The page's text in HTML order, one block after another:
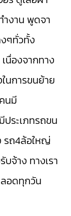
ำงาน พูดจา
ๆทั่วทั้ง
นื่องจากทาง
นการขนย้าย
นมี
ระเภทรถขน
รถ4ล้อใหญ่
บจ้าง ทางเรา
อดทุกวัน